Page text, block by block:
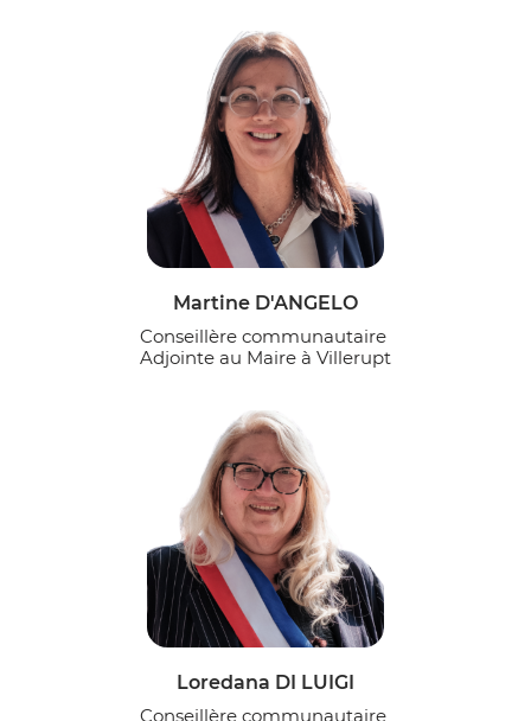
Martine D'ANGELO
Conseillère communautaire
Adjointe au Maire à Villerupt
Loredana DI LUIGI
Conseillère communautaire